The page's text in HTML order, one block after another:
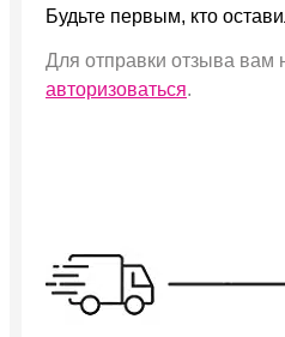
Будьте первым, кто
Для отправки отзыва вам
авторизоваться.